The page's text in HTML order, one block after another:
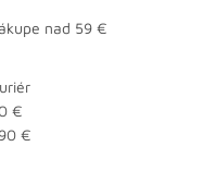
nad 59 €
€
€